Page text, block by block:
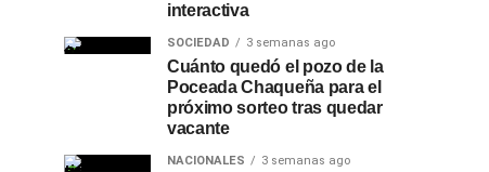
interactiva
SOCIEDAD 3 semanas ago
Cuánto quedó el pozo de la
Poceada Chaqueña para el
próximo sorteo tras quedar
vacante
NACIONALES 3 semanas ago